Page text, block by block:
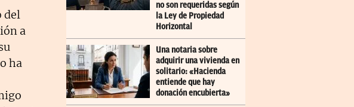
del
a
ha
no son requeridas según
la Ley de Propiedad
Horizontal
Una notaria sobre
adquirir una vivienda en
solitario: «Hacienda
entiende que hay
donación encubierta»